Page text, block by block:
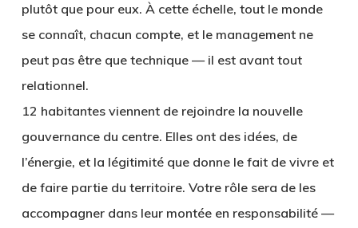
plutôt que pour eux. À cette échelle, tout le monde
se connaît, chacun compte, et le management ne
peut pas être que technique — il est avant tout
relationnel.
12 habitantes viennent de rejoindre la nouvelle
gouvernance du centre. Elles ont des idées, de
l’énergie, et la légitimité que donne le fait de vivre et
de faire partie du territoire. Votre rôle sera de les
accompagner dans leur montée en responsabilité —